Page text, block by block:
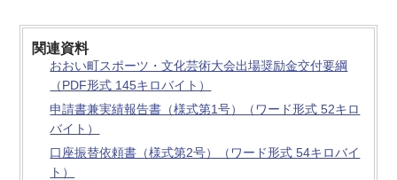
関連資料
おおい町スポーツ・文化芸術大会出場奨励金交付要綱
（PDF形式 145キロバイト）
申請書兼実績報告書（様式第1号）（ワード形式 52キロ
バイト）
口座振替依頼書（様式第2号）（ワード形式 54キロバイ
ト）